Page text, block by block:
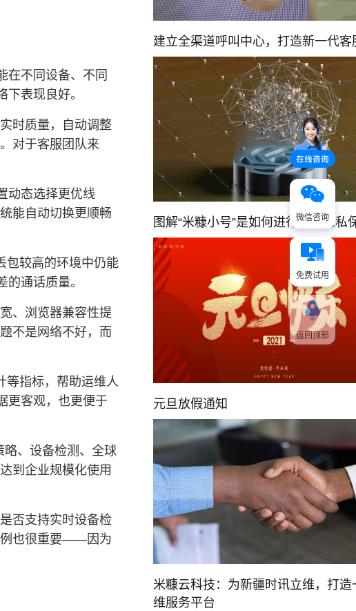
在不同设备、不同
表现良好。
时质量，自动调整
对于客服团队来
动态选择更优线
能自动切换更顺畅
包较高的环境中仍能
通话质量。
、浏览器兼容性提
不是网络不好，而
等指标，帮助运维人
更客观，也更便于
略、设备检测、全球
到企业规模化使用
否支持实时设备检
例也很重要——因为
建立全渠道呼叫中心，打造新一代客
图解“米糠小号”是如何进行号码隐私
元旦放假通知
米糠云科技：为新疆时讯立维，打造
维服务平台
微信咨询
免费试用
返回顶部